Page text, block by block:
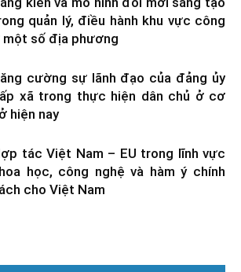
quản lý, điều hành khu vực công
một số địa phương
cường sự lãnh đạo của đảng ủy
xã trong thực hiện dân chủ ở cơ
hiện nay
tác Việt Nam – EU trong lĩnh vực
học, công nghệ và hàm ý chính
cho Việt Nam